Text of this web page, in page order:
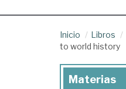
Inicio Libros
to world history
Materias